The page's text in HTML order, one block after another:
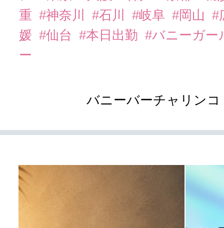
重 #神奈川 #石川 #岐阜 #岡山
#
媛 #仙台 #本日出勤 #バニーガ
ー
バニーバーチャリンコ